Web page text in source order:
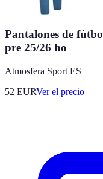
Pantalones de
pre 25/26 ho
Atmosfera Sport ES
52 EURVer el precio